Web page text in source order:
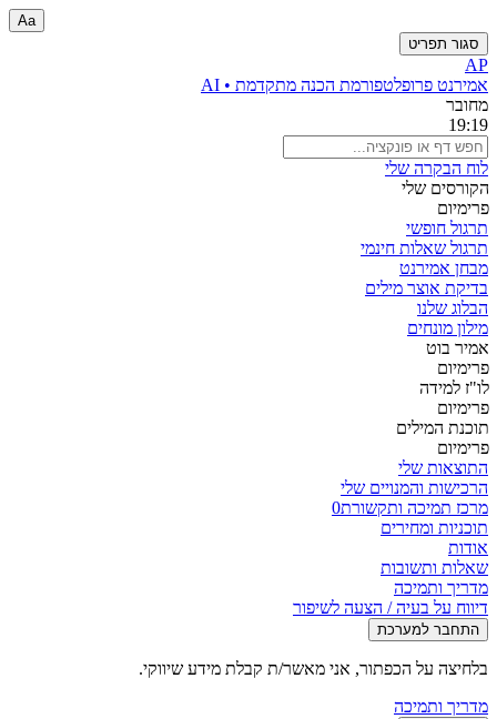
Aa
סגור תפריט
AP
אמירנט פרופלטפורמת הכנה מתקדמת • AI
מחובר
19:19
לוח הבקרה שלי
הקורסים שלי
פרימיום
תרגול חופשי
תרגול שאלות חינמי
מבחן אמירנט
בדיקת אוצר מילים
הבלוג שלנו
מילון מונחים
אמיר בוט
פרימיום
לו"ז למידה
פרימיום
תוכנת המילים
פרימיום
התוצאות שלי
הרכישות והמנויים שלי
מרכז תמיכה ותקשורת0
תוכניות ומחירים
אודות
שאלות ותשובות
מדריך ותמיכה
דיווח על בעיה / הצעה לשיפור
התחבר למערכת
בלחיצה על הכפתור, אני מאשר/ת קבלת מידע שיווקי.
מדריך ותמיכה